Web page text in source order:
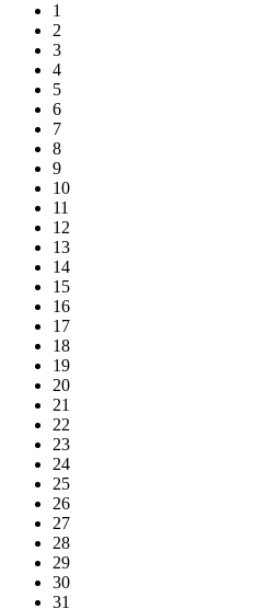
1
2
3
4
5
6
7
8
9
10
11
12
13
14
15
16
17
18
19
20
21
22
23
24
25
26
27
28
29
30
31